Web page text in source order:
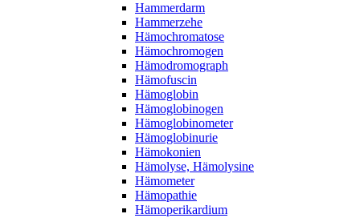
Hammerdarm
Hammerzehe
Hämochromatose
Hämochromogen
Hämodromograph
Hämofuscin
Hämoglobin
Hämoglobinogen
Hämoglobinometer
Hämoglobinurie
Hämokonien
Hämolyse, Hämolysine
Hämometer
Hämopathie
Hämoperikardium